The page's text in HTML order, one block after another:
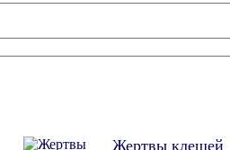
Жертвы клещей